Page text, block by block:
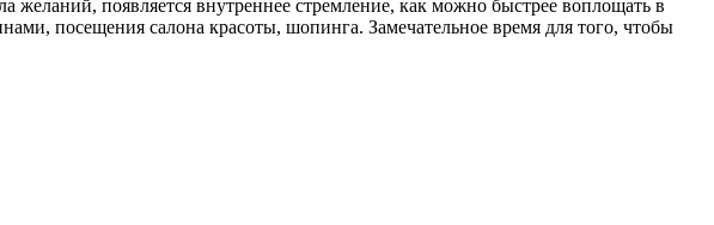
появляется внутреннее стремление, как можно быстрее воплощать в
посещения салона красоты, шопинга. Замечательное время для того, чтобы